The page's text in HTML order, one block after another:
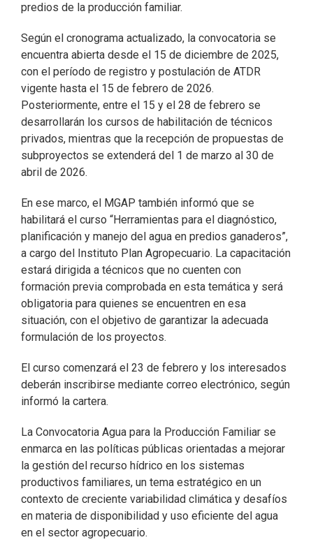
predios de la producción familiar.
Según el cronograma actualizado, la convocatoria se
encuentra abierta desde el 15 de diciembre de 2025,
con el período de registro y postulación de ATDR
vigente hasta el 15 de febrero de 2026.
Posteriormente, entre el 15 y el 28 de febrero se
desarrollarán los cursos de habilitación de técnicos
privados, mientras que la recepción de propuestas de
subproyectos se extenderá del 1 de marzo al 30 de
abril de 2026.
En ese marco, el MGAP también informó que se
habilitará el curso “Herramientas para el diagnóstico,
planificación y manejo del agua en predios ganaderos”,
a cargo del Instituto Plan Agropecuario. La capacitación
estará dirigida a técnicos que no cuenten con
formación previa comprobada en esta temática y será
obligatoria para quienes se encuentren en esa
situación, con el objetivo de garantizar la adecuada
formulación de los proyectos.
El curso comenzará el 23 de febrero y los interesados
deberán inscribirse mediante correo electrónico, según
informó la cartera.
La Convocatoria Agua para la Producción Familiar se
enmarca en las políticas públicas orientadas a mejorar
la gestión del recurso hídrico en los sistemas
productivos familiares, un tema estratégico en un
contexto de creciente variabilidad climática y desafíos
en materia de disponibilidad y uso eficiente del agua
en el sector agropecuario.